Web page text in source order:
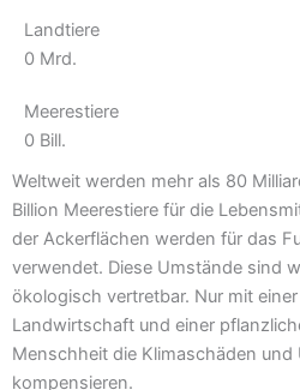
Landtiere
0 Mrd.
Meerestiere
0 Bill.
Weltweit werden mehr als 80
Billion Meerestiere für die
der Ackerflächen werden für das
verwendet. Diese Umstände sind
ökologisch vertretbar. Nur mit
Landwirtschaft und einer
Menschheit die Klimaschäden und
kompensieren.